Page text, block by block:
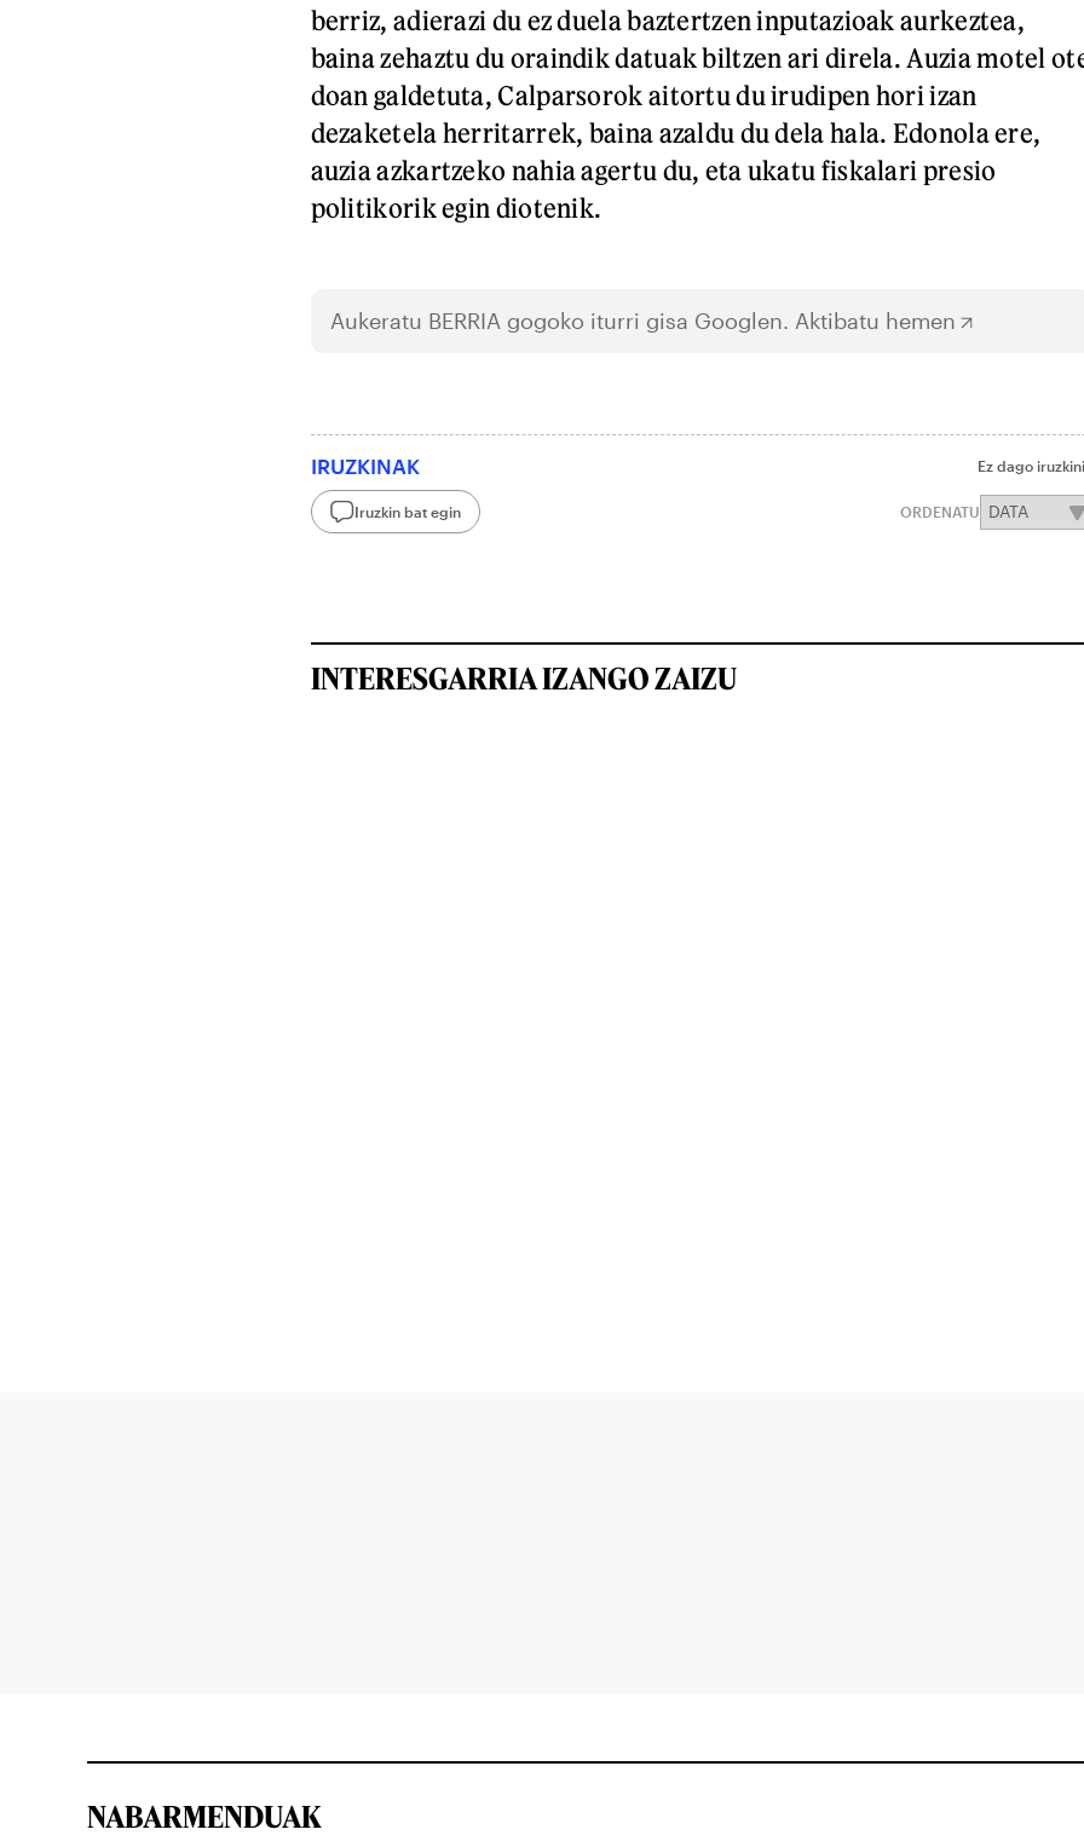
berriz, adierazi du ez duela baztertzen inputazioak aurkeztea,
baina zehaztu du oraindik datuak biltzen ari direla. Auzia motel
doan galdetuta, Calparsorok aitortu du irudipen hori izan
dezaketela herritarrek, baina azaldu du dela hala. Edonola ere,
auzia azkartzeko nahia agertu du, eta ukatu fiskalari presio
politikorik egin diotenik.
Aukeratu BERRIA gogoko iturri gisa Googlen. Aktibatu hemen
IRUZKINAK Ez dago
Iruzkin bat egin ORDENATU
INTERESGARRIA IZANGO ZAIZU
NABARMENDUAK